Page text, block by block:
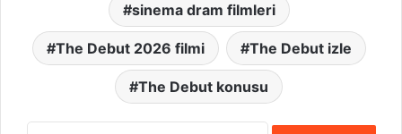
sinema dram filmleri
The Debut 2026 filmi The Debut izle
The Debut konusu